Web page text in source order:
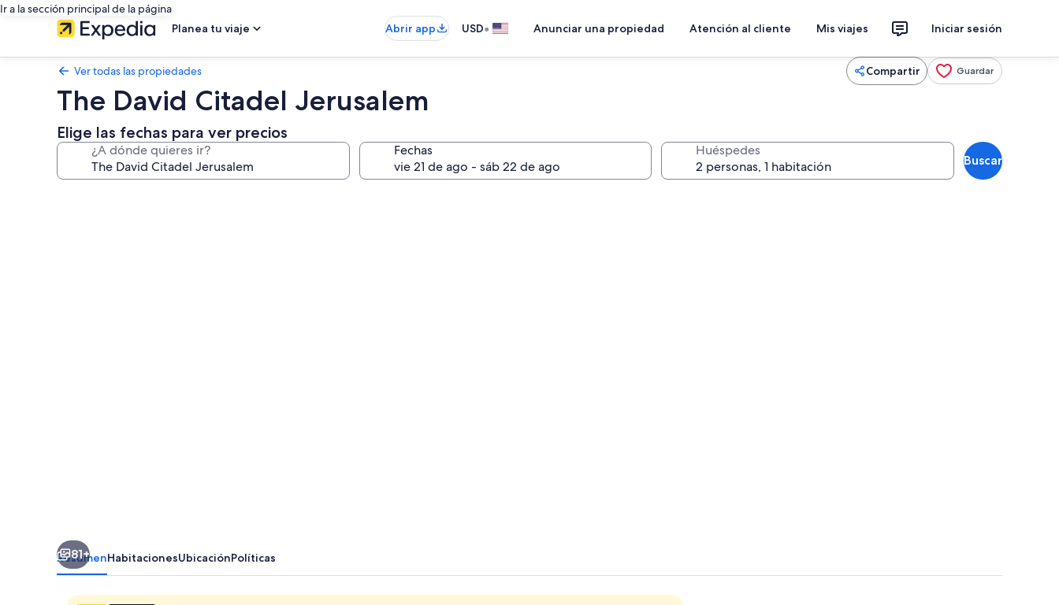
Ir a la sección principal de la página
Planea tu viaje
Abrir app USD• Anunciar una propiedad Atención al cliente Mis viajes Iniciar sesión
Ver todas las propiedades Compartir Guardar
The David Citadel Jerusalem
Elige las fechas para ver precios
¿A dónde quieres ir? Fechas Huéspedes
Buscar
81+
ResumenHabitacionesUbicaciónPolíticas